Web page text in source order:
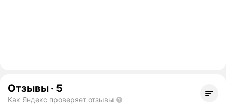
Отзывы · 5
Как Яндекс проверяет отзывы